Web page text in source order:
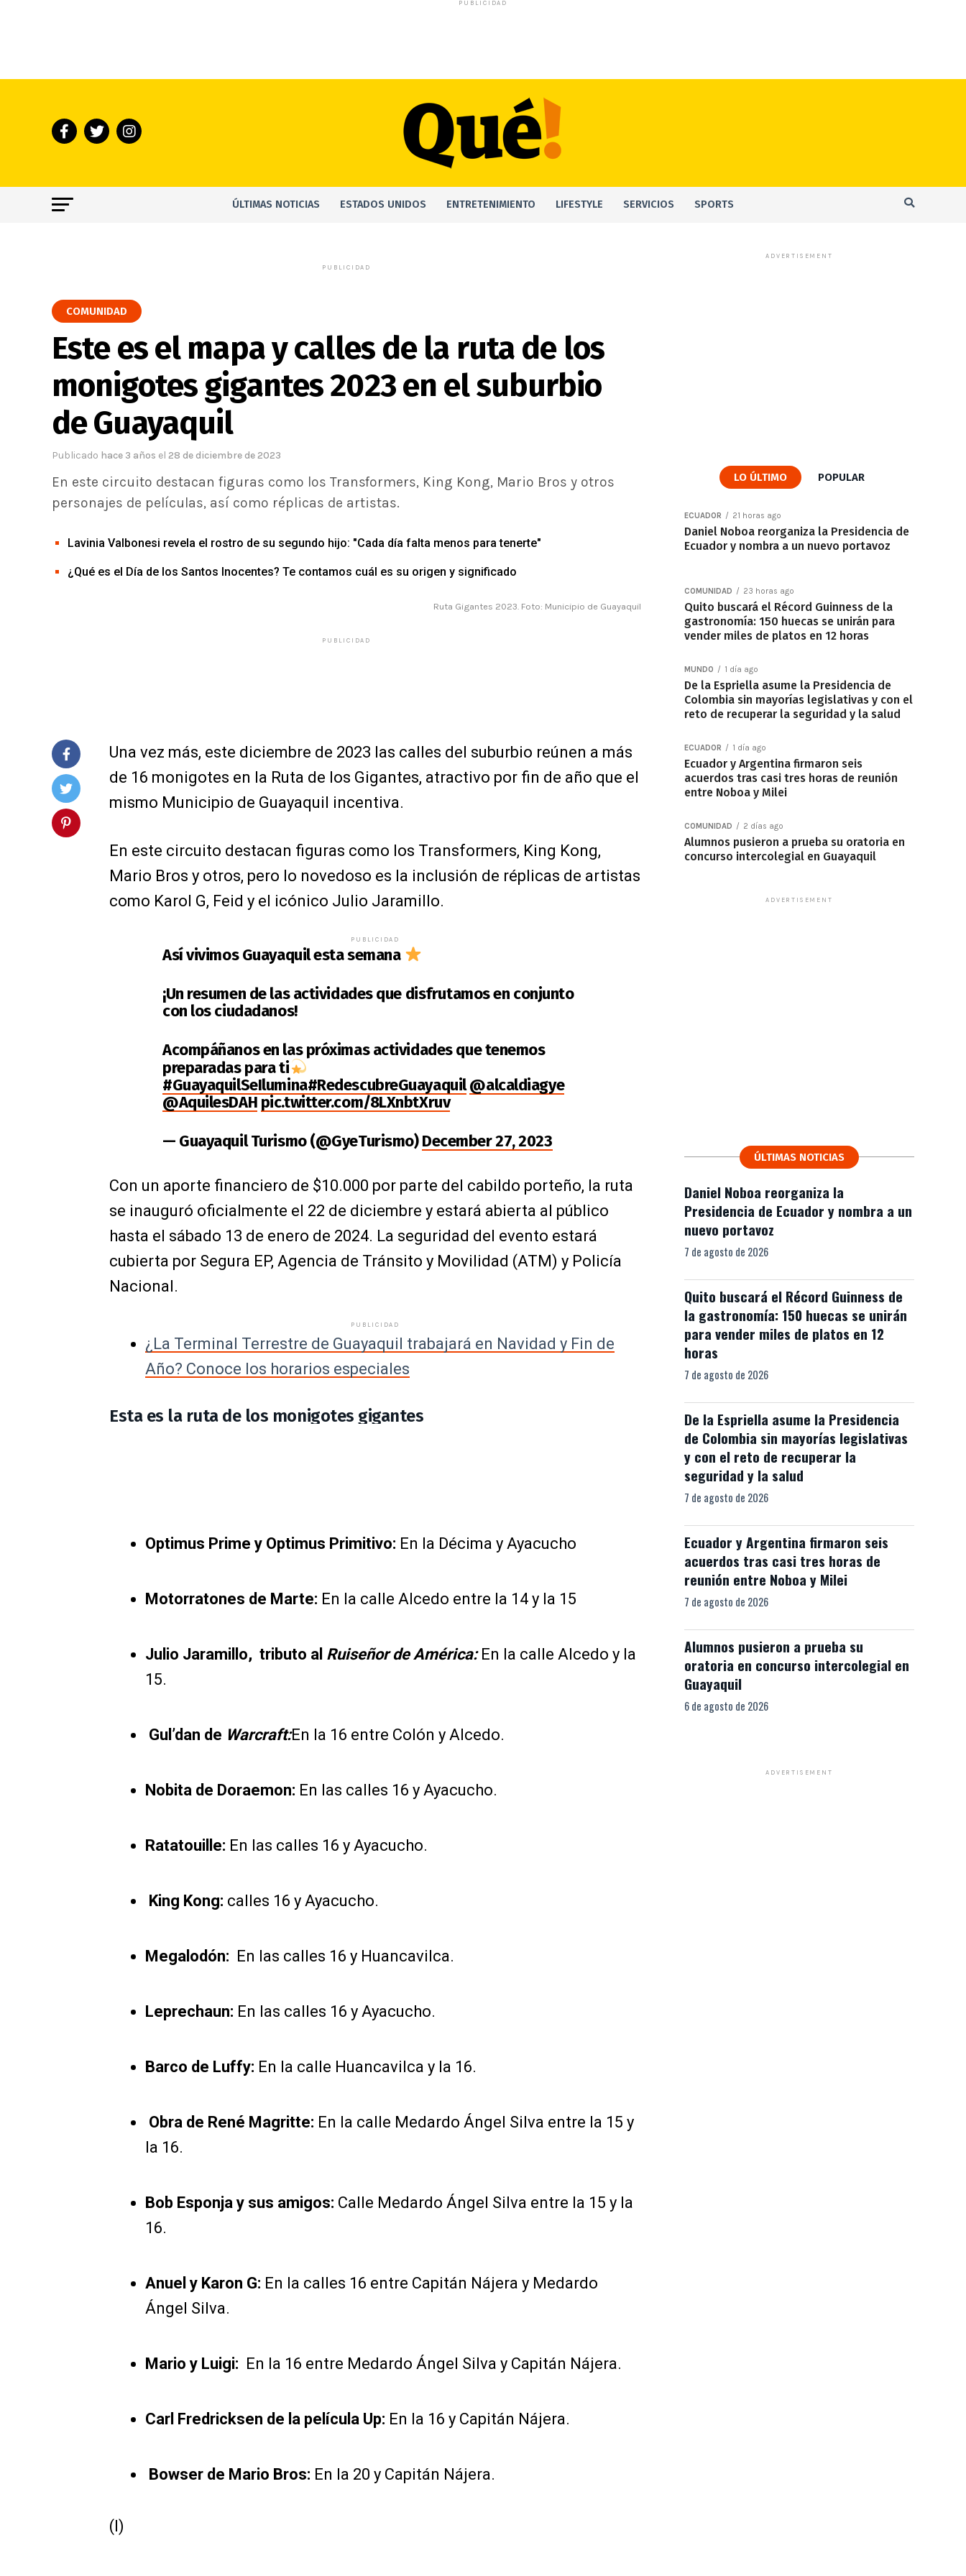
PUBLICIDAD
ÚLTIMAS NOTICIAS ESTADOS UNIDOS ENTRETENIMIENTO LIFESTYLE SERVICIOS SPORTS
PUBLICIDAD
COMUNIDAD
Este es el mapa y calles de la ruta de los
monigotes gigantes 2023 en el suburbio
de Guayaquil
Publicado hace 3 años el 28 de diciembre de 2023
En este circuito destacan figuras como los Transformers, King Kong, Mario Bros y otros
personajes de películas, así como réplicas de artistas.
Lavinia Valbonesi revela el rostro de su segundo hijo: "Cada día falta menos para tenerte"
¿Qué es el Día de los Santos Inocentes? Te contamos cuál es su origen y significado
Ruta Gigantes 2023. Foto: Municipio de Guayaquil
PUBLICIDAD
Una vez más, este diciembre de 2023 las calles del suburbio reúnen a más
de 16 monigotes en la Ruta de los Gigantes, atractivo por fin de año que el
mismo Municipio de Guayaquil incentiva.
En este circuito destacan figuras como los Transformers, King Kong,
Mario Bros y otros, pero lo novedoso es la inclusión de réplicas de artistas
como Karol G, Feid y el icónico Julio Jaramillo.
PUBLICIDAD
Así vivimos Guayaquil esta semana
¡Un resumen de las actividades que disfrutamos en conjunto
con los ciudadanos!
Acompáñanos en las próximas actividades que tenemos
preparadas para ti
#GuayaquilSeIlumina#RedescubreGuayaquil@alcaldiagye
@AquilesDAH pic.twitter.com/8LXnbtXruv
— Guayaquil Turismo (@GyeTurismo)December 27, 2023
Con un aporte financiero de $10.000 por parte del cabildo porteño, la ruta
se inauguró oficialmente el 22 de diciembre y estará abierta al público
hasta el sábado 13 de enero de 2024. La seguridad del evento estará
cubierta por Segura EP, Agencia de Tránsito y Movilidad (ATM) y Policía
Nacional.
PUBLICIDAD
¿La Terminal Terrestre de Guayaquil trabajará en Navidad y Fin de
Año? Conoce los horarios especiales
Esta es la ruta de los monigotes gigantes
Optimus Prime y Optimus Primitivo: En la Décima y Ayacucho
Motorratones de Marte: En la calle Alcedo entre la 14 y la 15
Julio Jaramillo, tributo al Ruiseñor de América: En la calle Alcedo y la
15.
Gul’dan de Warcraft:En la 16 entre Colón y Alcedo.
Nobita de Doraemon: En las calles 16 y Ayacucho.
Ratatouille: En las calles 16 y Ayacucho.
King Kong: calles 16 y Ayacucho.
Megalodón: En las calles 16 y Huancavilca.
Leprechaun: En las calles 16 y Ayacucho.
Barco de Luffy: En la calle Huancavilca y la 16.
Obra de René Magritte: En la calle Medardo Ángel Silva entre la 15 y
la 16.
Bob Esponja y sus amigos: Calle Medardo Ángel Silva entre la 15 y la
16.
Anuel y Karon G: En la calles 16 entre Capitán Nájera y Medardo
Ángel Silva.
Mario y Luigi: En la 16 entre Medardo Ángel Silva y Capitán Nájera.
Carl Fredricksen de la película Up: En la 16 y Capitán Nájera.
Bowser de Mario Bros: En la 20 y Capitán Nájera.
(I)
ADVERTISEMENT
LO ÚLTIMO POPULAR
ECUADOR 21 horas ago
Daniel Noboa reorganiza la Presidencia de
Ecuador y nombra a un nuevo portavoz
COMUNIDAD 23 horas ago
Quito buscará el Récord Guinness de la
gastronomía: 150 huecas se unirán para
vender miles de platos en 12 horas
MUNDO 1 día ago
De la Espriella asume la Presidencia de
Colombia sin mayorías legislativas y con el
reto de recuperar la seguridad y la salud
ECUADOR 1 día ago
Ecuador y Argentina firmaron seis
acuerdos tras casi tres horas de reunión
entre Noboa y Milei
COMUNIDAD 2 días ago
Alumnos pusieron a prueba su oratoria en
concurso intercolegial en Guayaquil
ADVERTISEMENT
ÚLTIMAS NOTICIAS
Daniel Noboa reorganiza la
Presidencia de Ecuador y nombra a un
nuevo portavoz
7 de agosto de 2026
Quito buscará el Récord Guinness de
la gastronomía: 150 huecas se unirán
para vender miles de platos en 12
horas
7 de agosto de 2026
De la Espriella asume la Presidencia
de Colombia sin mayorías legislativas
y con el reto de recuperar la
seguridad y la salud
7 de agosto de 2026
Ecuador y Argentina firmaron seis
acuerdos tras casi tres horas de
reunión entre Noboa y Milei
7 de agosto de 2026
Alumnos pusieron a prueba su
oratoria en concurso intercolegial en
Guayaquil
6 de agosto de 2026
ADVERTISEMENT